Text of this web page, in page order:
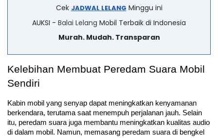
Cek JADWAL LELANG Minggu ini
AUKSI - Balai Lelang Mobil Terbaik di Indonesia
Murah. Mudah. Transparan
Kelebihan Membuat Peredam Suara Mobil
Sendiri
Kabin mobil yang senyap dapat meningkatkan kenyamanan
berkendara, terutama saat menempuh perjalanan jauh. Selain
itu, peredam suara juga membantu meningkatkan kualitas audio
di dalam mobil. Namun, memasang peredam suara di bengkel